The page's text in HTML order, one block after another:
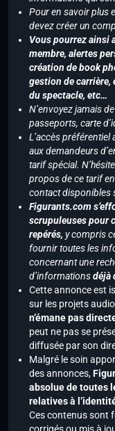
Pour en savoir plus
devez créer un
Vous pourrez ainsi
membre, alertes
création de book
gestion de carrière,
du spectacle, etc…
N’envoyez jamais
passeports, carte
L’accès préférentiel
aux demandeurs
tarif spécial.
propos de ce tarif
contact disponibles
Figurants.com
scrupuleuses pour
repérés, y compris
fournir toutes les
concernant une
d’informationsdéjà
Cette annonce est
sur les projets
n’émane pas
peut ne pas se
diffusée par son
Malgré le soin
des annonces,
absolue de toutes
relatives à
Ces contenus sont